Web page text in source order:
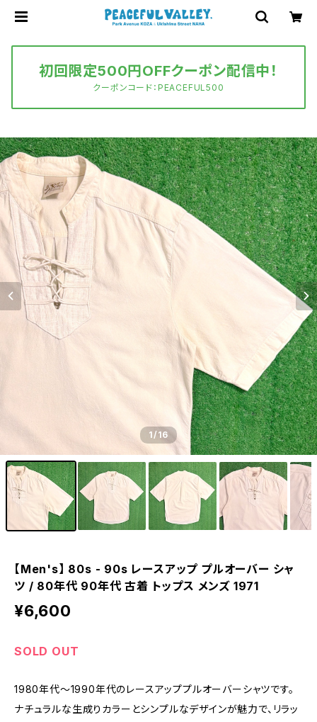
初回限定500円OFFクーポン配信中！
クーポンコード：PEACEFUL500
1/16
【Men's】 80s - 90s レースアップ プルオーバー シャ
ツ / 80年代 90年代 古着 トップス メンズ 1971
¥6,600
SOLD OUT
1980年代〜1990年代のレースアッププルオーバーシャツです。
ナチュラルな生成りカラーとシンプルなデザインが魅力で、リラッ